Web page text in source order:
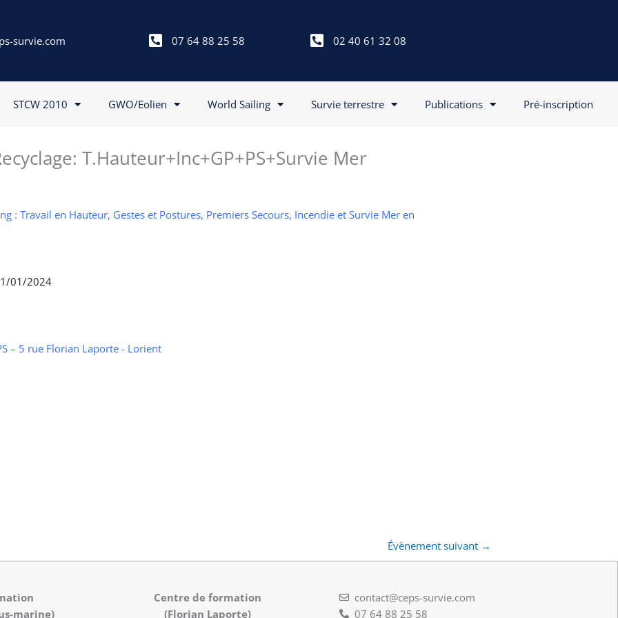
survie.com 07 64 88 25 58 02 40 61 32 08
STCW 2010 GWO/Eolien World Sailing Survie terrestre Publications Pré-inscription
T.Hauteur+Inc+GP+PS+Survie Mer
: Travail en Hauteur, Gestes et Postures, Premiers Secours, Incendie et Survie Mer en
01/2024
– 5 rue Florian Laporte - Lorient
Évènement suivant →
marine)
Centre de formation
(Florian Laporte)
contact@ceps-survie.com
07 64 88 25 58